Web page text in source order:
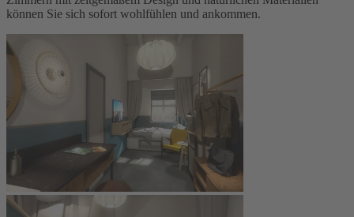
können Sie sich sofort wohlfühlen und ankommen.